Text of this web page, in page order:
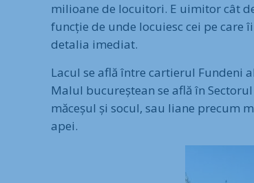
milioane de locuitori. E uimitor cât
funcție de unde locuiesc cei pe care
detalia imediat.
Lacul se află între cartierul Fundeni
Malul bucureștean se află în
măceșul și socul, sau liane precum
apei.